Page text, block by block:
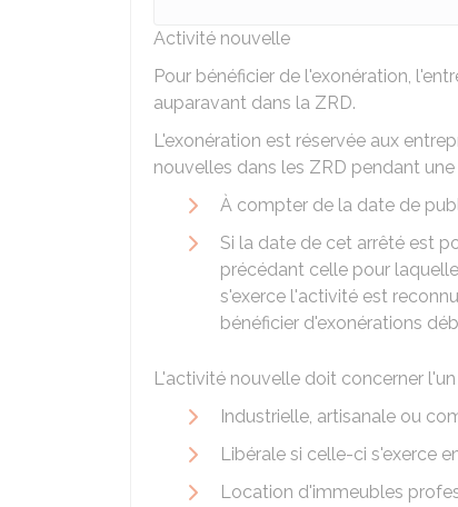
Activité nouvelle
Pour bénéficier de l'exonération,
auparavant dans la ZRD.
L'exonération est réservée aux
nouvelles dans les ZRD pendant
À compter de la date de
Si la date de cet arrêté est
précédant celle pour
s'exerce l'activité est
bénéficier d'exonérations
L'activité nouvelle doit concerner
Industrielle, artisanale ou
Libérale si celle-ci s'exerce
Location d'immeubles